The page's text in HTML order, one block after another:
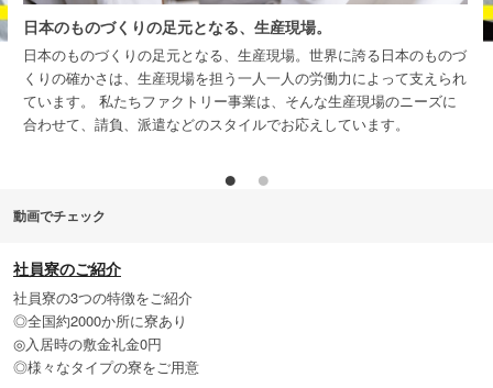
日本のものづくりの足元となる、生産現場。
日本のものづくりの足元となる、生産現場。世界に誇る日本のものづ
くりの確かさは、生産現場を担う一人一人の労働力によって支えられ
ています。 私たちファクトリー事業は、そんな生産現場のニーズに
合わせて、請負、派遣などのスタイルでお応えしています。
動画でチェック
社員寮のご紹介
社員寮の3つの特徴をご紹介
◎全国約2000か所に寮あり
◎入居時の敷金礼金0円
◎様々なタイプの寮をご用意